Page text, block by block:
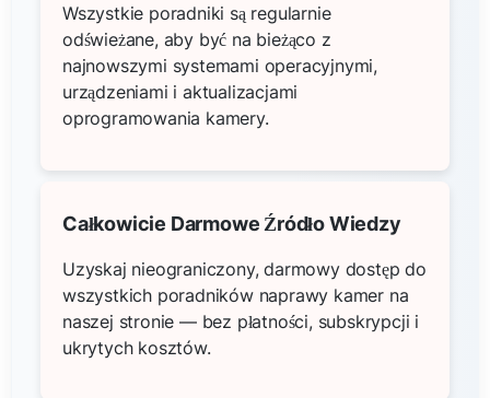
Wszystkie poradniki są regularnie
odświeżane, aby być na bieżąco z
najnowszymi systemami operacyjnymi,
urządzeniami i aktualizacjami
oprogramowania kamery.
Całkowicie Darmowe Źródło Wiedzy
Uzyskaj nieograniczony, darmowy dostęp do
wszystkich poradników naprawy kamer na
naszej stronie — bez płatności, subskrypcji i
ukrytych kosztów.